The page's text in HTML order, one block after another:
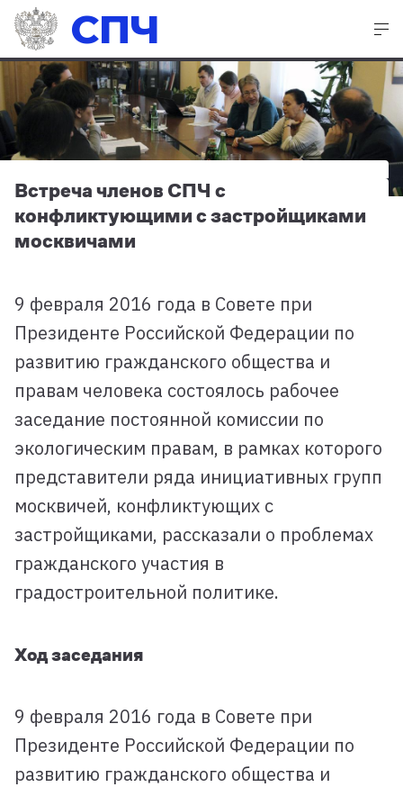
СПЧ
Встреча членов СПЧ с
конфликтующими с застройщиками
москвичами
9 февраля 2016 года в Совете при
Президенте Российской Федерации по
развитию гражданского общества и
правам человека состоялось рабочее
заседание постоянной комиссии по
экологическим правам, в рамках которого
представители ряда инициативных групп
москвичей, конфликтующих с
застройщиками, рассказали о проблемах
гражданского участия в
градостроительной политике.
Ход заседания
9 февраля 2016 года в Совете при
Президенте Российской Федерации по
развитию гражданского общества и